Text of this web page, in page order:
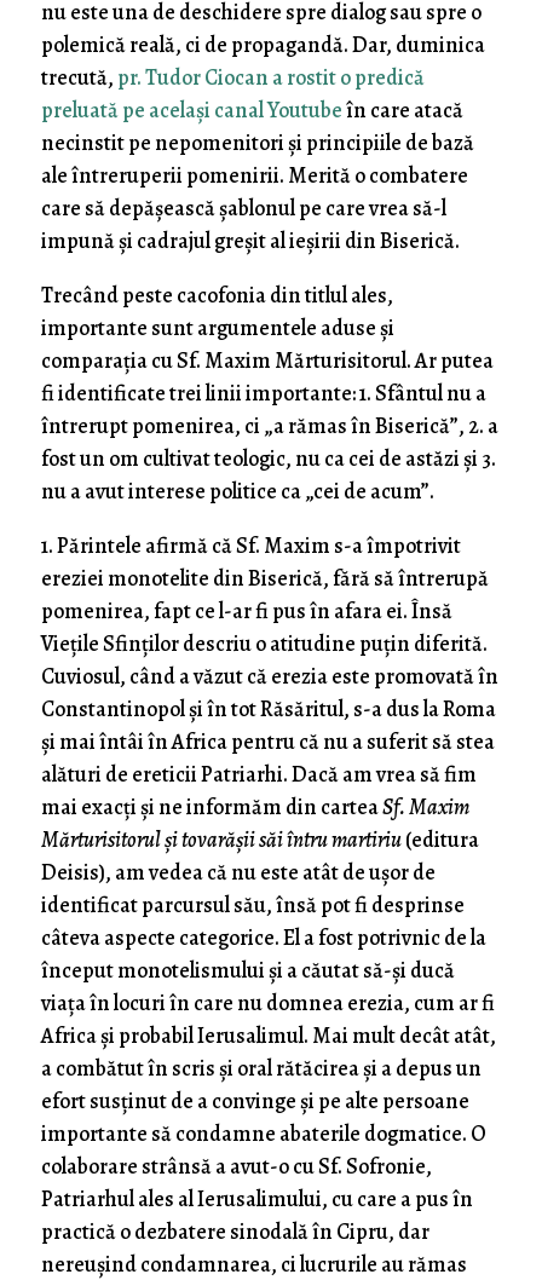
nu este una de deschidere spre dialog sau spre o
polemică reală, ci de propagandă. Dar, duminica
trecută, pr. Tudor Ciocan a rostit o predică
preluată pe același canal Youtubeîn care atacă
necinstit pe nepomenitori și principiile de bază
ale întreruperii pomenirii. Merită o combatere
care să depășească șablonul pe care vrea să-l
impună și cadrajul greșit al ieșirii din Biserică.
Trecând peste cacofonia din titlul ales,
importante sunt argumentele aduse și
comparația cu Sf. Maxim Mărturisitorul. Ar putea
fi identificate trei linii importante: 1. Sfântul nu a
întrerupt pomenirea, ci „a rămas în Biserică”, 2. a
fost un om cultivat teologic, nu ca cei de astăzi și 3.
nu a avut interese politice ca „cei de acum”.
1. Părintele afirmă că Sf. Maxim s-a împotrivit
ereziei monotelite din Biserică, fără să întrerupă
pomenirea, fapt ce l-ar fi pus în afara ei. Însă
Viețile Sfinților descriu o atitudine puțin diferită.
Cuviosul, când a văzut că erezia este promovată în
Constantinopol și în tot Răsăritul, s-a dus la Roma
și mai întâi în Africa pentru că nu a suferit să stea
alături de ereticii Patriarhi. Dacă am vrea să fim
mai exacți și ne informăm din carteaSf. Maxim
Mărturisitorul și tovarășii săi întru martiriu(editura
Deisis), am vedea că nu este atât de ușor de
identificat parcursul său, însă pot fi desprinse
câteva aspecte categorice. El a fost potrivnic de la
început monotelismului și a căutat să-și ducă
viața în locuri în care nu domnea erezia, cum ar fi
Africa și probabil Ierusalimul. Mai mult decât atât,
a combătut în scris și oral rătăcirea și a depus un
efort susținut de a convinge și pe alte persoane
importante să condamne abaterile dogmatice. O
colaborare strânsă a avut-o cu Sf. Sofronie,
Patriarhul ales al Ierusalimului, cu care a pus în
practică o dezbatere sinodală în Cipru, dar
nereușind condamnarea, ci lucrurile au rămas